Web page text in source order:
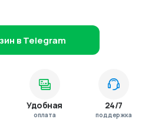
в Telegram
Удобная
оплата
24/7
поддержка